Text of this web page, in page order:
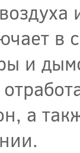
в
и
а